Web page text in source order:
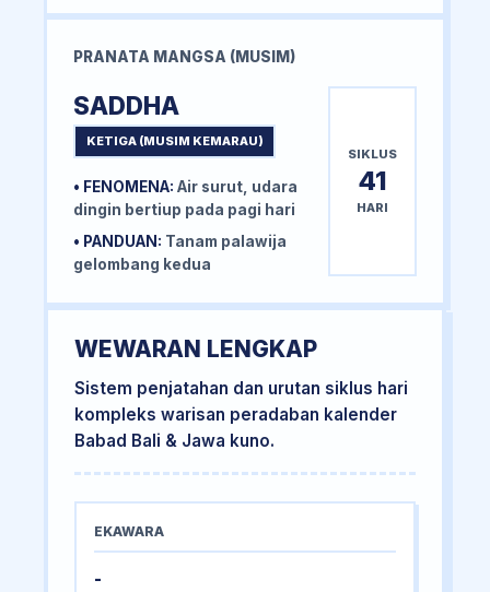
PRANATA MANGSA (MUSIM)
SADDHA
KETIGA (MUSIM KEMARAU)
• FENOMENA: Air surut, udara
dingin bertiup pada pagi hari
• PANDUAN: Tanam palawija
gelombang kedua
SIKLUS
41
HARI
WEWARAN LENGKAP
Sistem penjatahan dan urutan siklus hari
kompleks warisan peradaban kalender
Babad Bali & Jawa kuno.
EKAWARA
-